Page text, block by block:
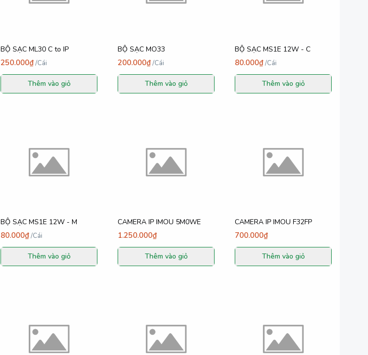
BỘ SẠC ML30 C to IP
250.000₫/Cái
Thêm vào giỏ
BỘ SẠC MO33
200.000₫/Cái
Thêm vào giỏ
BỘ SẠC MS1E 12W - C
80.000₫/Cái
Thêm vào giỏ
BỘ SẠC MS1E 12W - M
80.000₫/Cái
Thêm vào giỏ
CAMERA IP IMOU 5M0WE
1.250.000₫
Thêm vào giỏ
CAMERA IP IMOU F32FP
700.000₫
Thêm vào giỏ